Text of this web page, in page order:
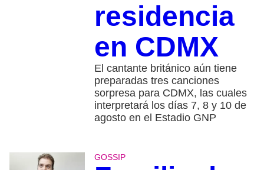
residencia
en CDMX
El cantante británico aún tiene
preparadas tres canciones
sorpresa para CDMX, las cuales
interpretará los días 7, 8 y 10 de
agosto en el Estadio GNP
GOSSIP